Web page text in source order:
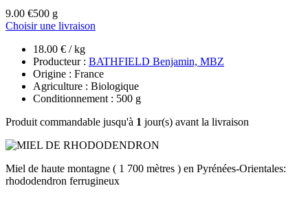
9.00 €500 g
Choisir une livraison
18.00 € / kg
Producteur : BATHFIELD Benjamin, MBZ
Origine : France
Agriculture : Biologique
Conditionnement : 500 g
Produit commandable jusqu'à 1 jour(s) avant la livraison
Miel de haute montagne ( 1 700 mètres ) en Pyrénées-Orientales:
rhododendron ferrugineux